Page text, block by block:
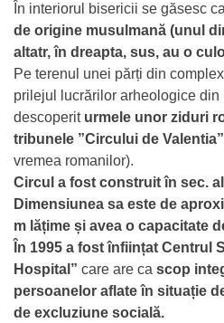
În interiorul bisericii se găsesc
de origine musulmană (unul
altatr, în dreapta, sus, au o
Pe terenul unei părți din
prilejul lucrărilor arheologice
descoperit urmele unor ziduri
tribunele ”Circului de Valentia”
vremea romanilor).
Circul a fost construit în sec. al
Dimensiunea sa este de
m lățime și avea o capacitate
În 1995 a fost înființat Centrul
Hospital” care are ca scop
persoanelor aflate în situație
de excluziune socială.